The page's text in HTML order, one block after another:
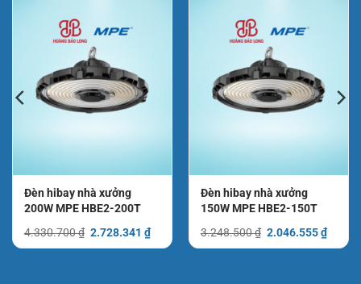
Đèn hibay nhà xưởng
200W MPE HBE2-200T
4.330.700₫ Giá
là:
2.728.341 ₫Giá
hiện
tại
Đèn hibay nhà xưởng
150W MPE HBE2-150T
3.248.500₫ Giá
là:
2.046.555₫Giá
hiện
tại